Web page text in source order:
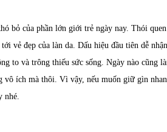
bỏ của phần lớn giới trẻ ngày nay. Thói
vẻ đẹp của làn da. Dấu hiệu đầu tiên dễ
to và trông thiếu sức sống. Ngày nào cũng
vô ích mà thôi. Vì vậy, nếu muốn giữ gìn
nhé.